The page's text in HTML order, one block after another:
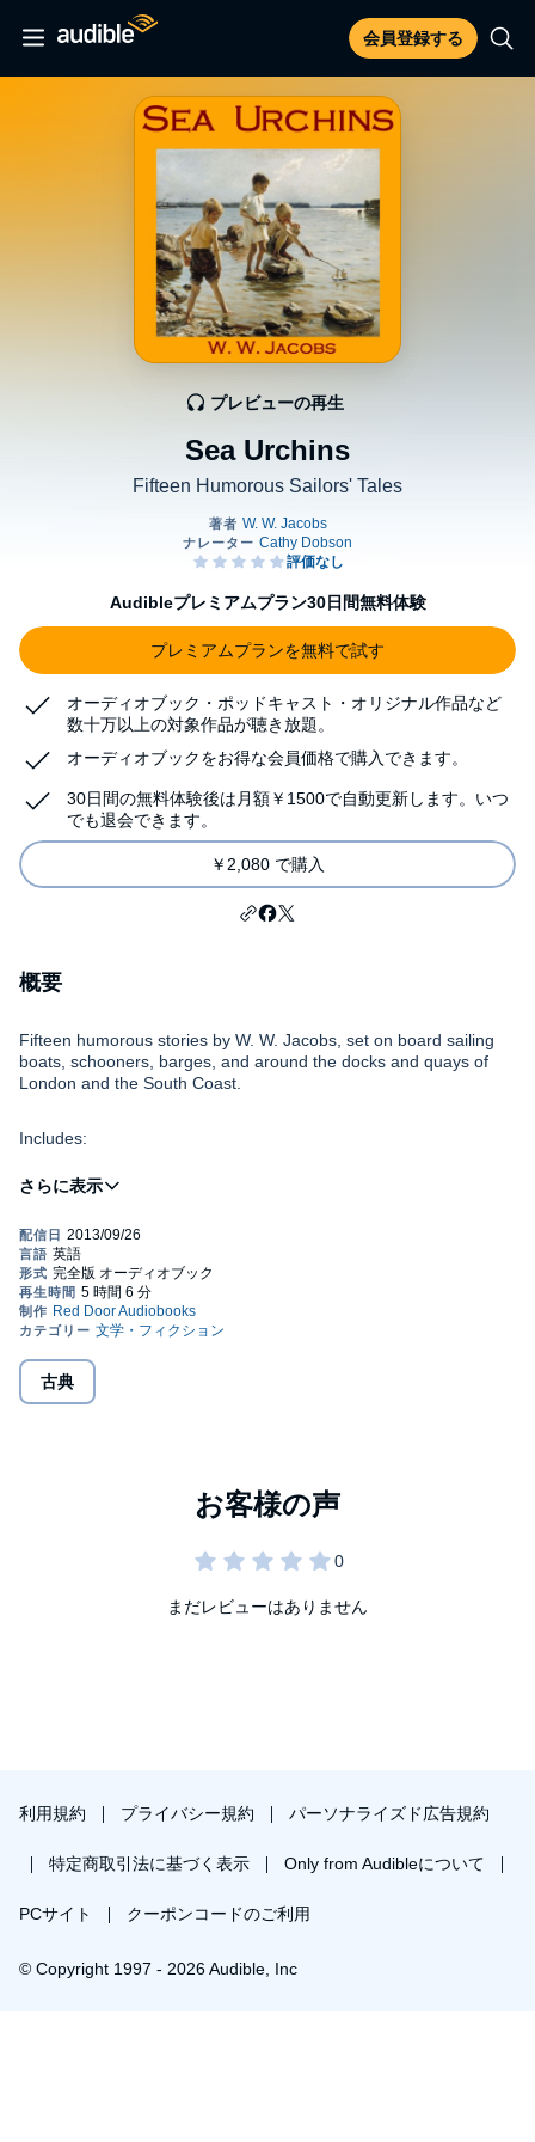
会員登録する
Sea Urchins
Fifteen Humorous Sailors' Tales
プレビューの再生
Audibleプレミアムプラン30日間無料体験
プレミアムプランを無料で試す
オーディオブック・ポッドキャスト・オリジナル作品など
数十万以上の対象作品が聴き放題。
オーディオブックをお得な会員価格で購入できます。
30日間の無料体験後は月額￥1500で自動更新します。いつ
でも退会できます。
￥2,080 で購入
概要
Fifteen humorous stories by W. W. Jacobs, set on board sailing
boats, schooners, barges, and around the docks and quays of
London and the South Coast.
Includes:
"Smoked Skipper"
"A Safety Match"
"A Rash Experiment"
"The Cabin Passenger"
"A Disciplinarian"
"An Intervention"
古典
まだレビューはありません
利用規約 プライバシー規約 パーソナライズド広告規約
特定商取引法に基づく表示 Only from Audibleについて
PCサイト クーポンコードのご利用
© Copyright 1997 - 2026 Audible, Inc